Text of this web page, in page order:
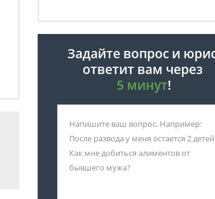
Задайте вопрос и
ответит вам через
5 минут!